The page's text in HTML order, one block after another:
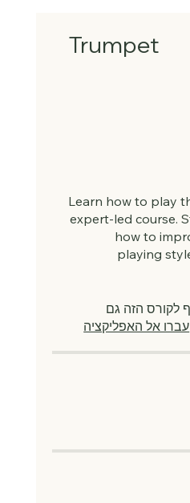
Trumpet
Learn how to play
expert-led course.
how to
playing
לקורס הזה גם
עברו אל האפליקציה